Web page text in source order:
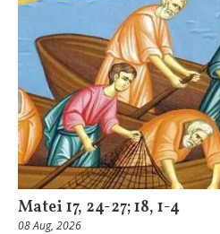
Matei 17, 24-27; 18, 1-4
08 Aug, 2026